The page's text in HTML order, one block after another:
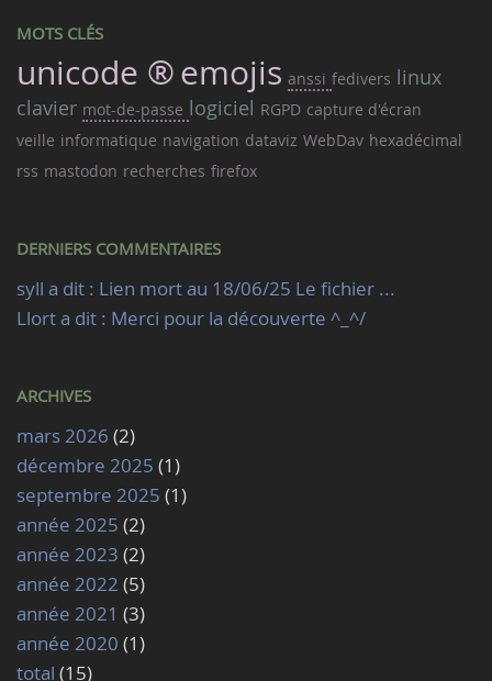
MOTS CLÉS
unicode ®emojis anssi fedivers linux
clavier mot-de-passe logiciel RGPD capture d'écran
veille informatique navigation dataviz WebDav hexadécimal
rss mastodon recherches firefox
DERNIERS COMMENTAIRES
syll a dit : Lien mort au 18/06/25 Le fichier ...
Llort a dit : Merci pour la découverte ^_^/
ARCHIVES
mars 2026 (2)
décembre 2025 (1)
septembre 2025 (1)
année 2025 (2)
année 2023 (2)
année 2022 (5)
année 2021 (3)
année 2020 (1)
total (15)